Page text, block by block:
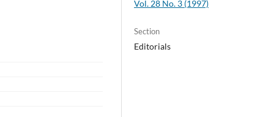
Vol. 28 No. 3 (1997)
Section
Editorials